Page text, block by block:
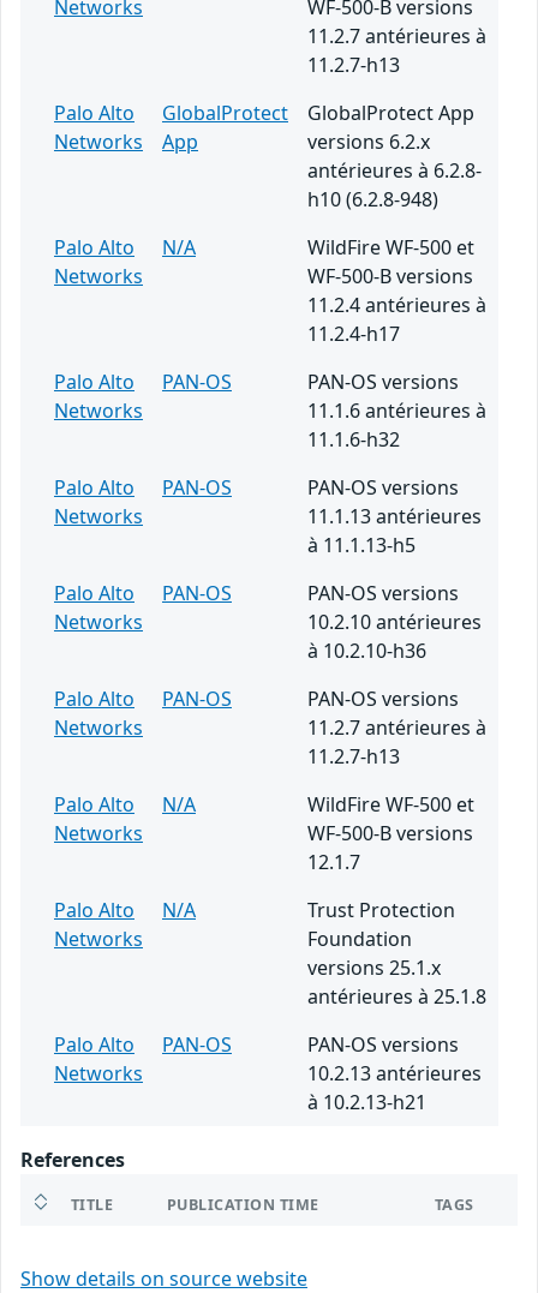
Networks
WF-500-B versions
11.2.7 antérieures à
11.2.7-h13
Palo Alto
Networks
GlobalProtect
App
GlobalProtect App
versions 6.2.x
antérieures à 6.2.8-
h10 (6.2.8-948)
Palo Alto
Networks
N/A
WildFire WF-500 et
WF-500-B versions
11.2.4 antérieures à
11.2.4-h17
Palo Alto
Networks
PAN-OS
PAN-OS versions
11.1.6 antérieures à
11.1.6-h32
Palo Alto
Networks
PAN-OS
PAN-OS versions
11.1.13 antérieures
à 11.1.13-h5
Palo Alto
Networks
PAN-OS
PAN-OS versions
10.2.10 antérieures
à 10.2.10-h36
Palo Alto
Networks
PAN-OS
PAN-OS versions
11.2.7 antérieures à
11.2.7-h13
Palo Alto
Networks
N/A
WildFire WF-500 et
WF-500-B versions
12.1.7
Palo Alto
Networks
N/A
Trust Protection
Foundation
versions 25.1.x
antérieures à 25.1.8
Palo Alto
Networks
PAN-OS
PAN-OS versions
10.2.13 antérieures
à 10.2.13-h21
References
TITLE PUBLICATION TIME TAGS
Show details on source website